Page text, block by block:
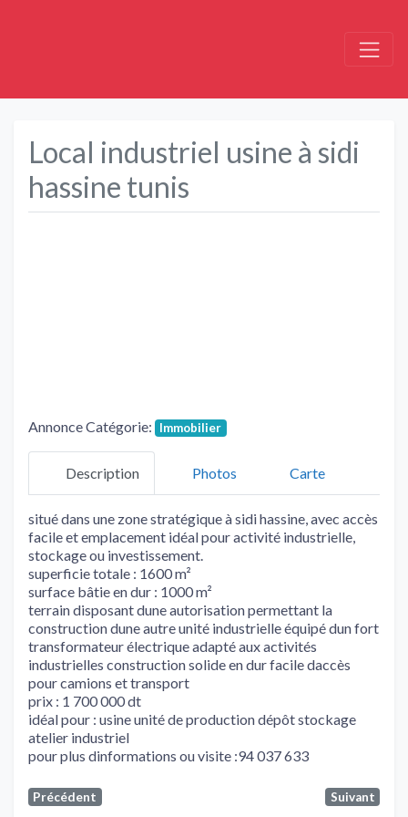
Local industriel usine à sidi
hassine tunis
Annonce Catégorie: Immobilier
Description Photos Carte
situé dans une zone stratégique à sidi hassine, avec accès
facile et emplacement idéal pour activité industrielle,
stockage ou investissement.
superficie totale : 1600 m²
surface bâtie en dur : 1000 m²
terrain disposant dune autorisation permettant la
construction dune autre unité industrielle équipé dun fort
transformateur électrique adapté aux activités
industrielles construction solide en dur facile daccès
pour camions et transport
prix : 1 700 000 dt
idéal pour : usine unité de production dépôt stockage
atelier industriel
pour plus dinformations ou visite :94 037 633
Précédent Suivant